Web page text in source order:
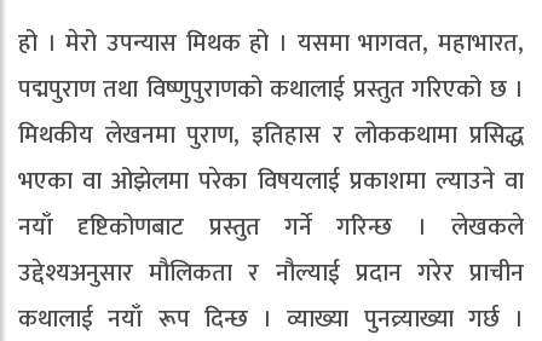
हो । मेरो उपन्यास मिथक हो । यसमा भागवत, महाभारत,
पद्मपुराण तथा विष्णुपुराणको कथालाई प्रस्तुत गरिएको छ ।
मिथकीय लेखनमा पुराण, इतिहास र लोककथामा प्रसिद्ध
भएका वा ओझेलमा परेका विषयलाई प्रकाशमा ल्याउने वा
नयाँ दृष्टिकोणबाट प्रस्तुत गर्ने गरिन्छ । लेखकले
उद्देश्यअनुसार मौलिकता र नौल्याई प्रदान गरेर प्राचीन
कथालाई नयाँ रूप दिन्छ । व्याख्या पुनव्र्याख्या गर्छ ।